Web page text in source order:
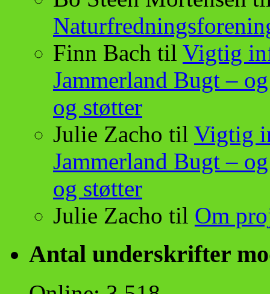
Finn Bach til Vigtig
Jammerland Bugt –
og støtter
Julie Zacho til Vigtig
Jammerland Bugt –
og støtter
Julie Zacho til Om
Antal underskrifter